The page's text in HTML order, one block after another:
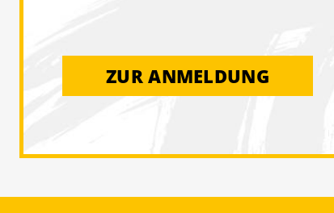
ZUR ANMELDUNG